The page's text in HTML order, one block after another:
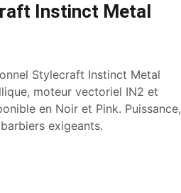
Instinct Metal
Stylecraft Instinct Metal
moteur vectoriel IN2 et
en Noir et Pink. Puissance,
exigeants.